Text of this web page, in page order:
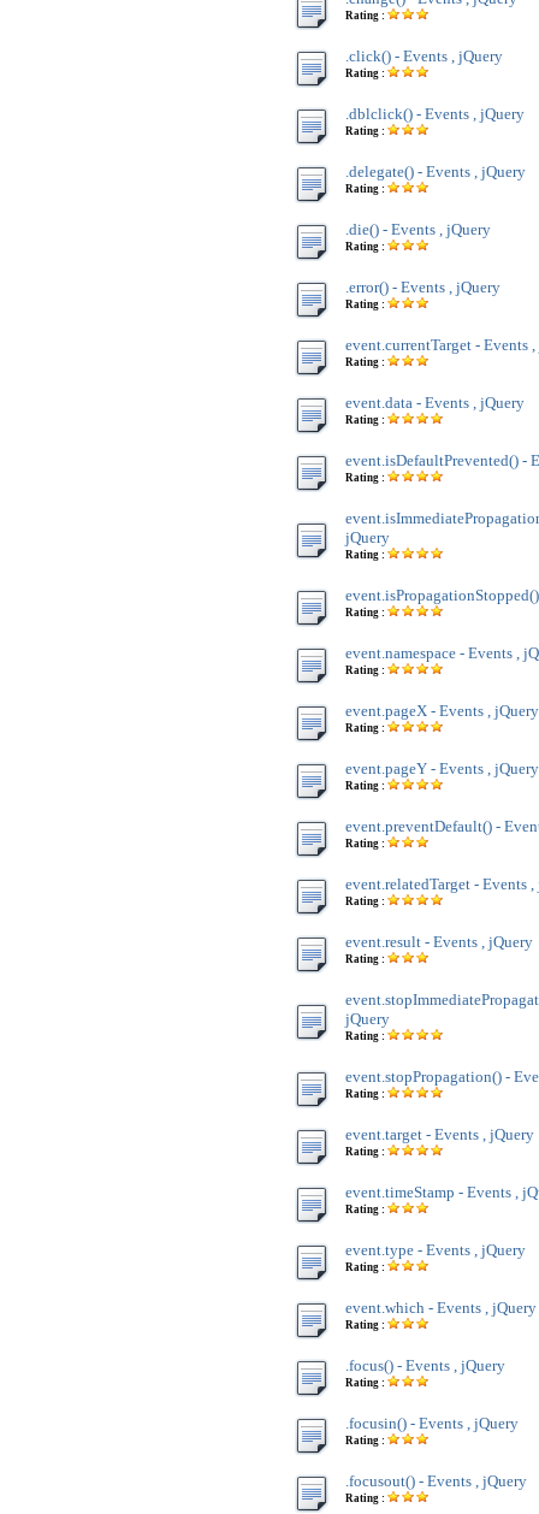
Rating :
.click() - Events , jQuery
Rating :
.dblclick() - Events , jQuery
Rating :
.delegate() - Events , jQuery
Rating :
.die() - Events , jQuery
Rating :
.error() - Events , jQuery
Rating :
event.currentTarget - Events
Rating :
event.data - Events , jQuery
Rating :
event.isDefaultPrevented() -
Rating :
jQuery
Rating :
Rating :
event.namespace - Events ,
Rating :
event.pageX - Events , jQuery
Rating :
event.pageY - Events , jQuery
Rating :
event.preventDefault() -
Rating :
event.relatedTarget - Events
Rating :
event.result - Events , jQuery
Rating :
jQuery
Rating :
event.stopPropagation() -
Rating :
event.target - Events , jQuery
Rating :
event.timeStamp - Events ,
Rating :
event.type - Events , jQuery
Rating :
event.which - Events , jQuery
Rating :
.focus() - Events , jQuery
Rating :
.focusin() - Events , jQuery
Rating :
.focusout() - Events , jQuery
Rating :